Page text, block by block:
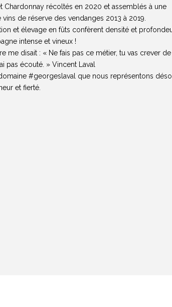
Chardonnay récoltés en 2020 et assemblés à une
vins de réserve des vendanges 2013 à 2019.
et élevage en fûts confèrent densité et
intense et vineux !
me disait : « Ne fais pas ce métier, tu vas crever de
pas écouté. » Vincent Laval
#georgeslaval que nous représentons
et fierté.